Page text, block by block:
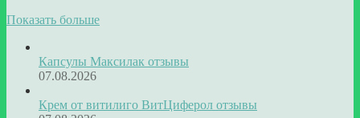
Показать больше
Капсулы Максилак отзывы
07.08.2026
Крем от витилиго ВитЦиферол отзывы